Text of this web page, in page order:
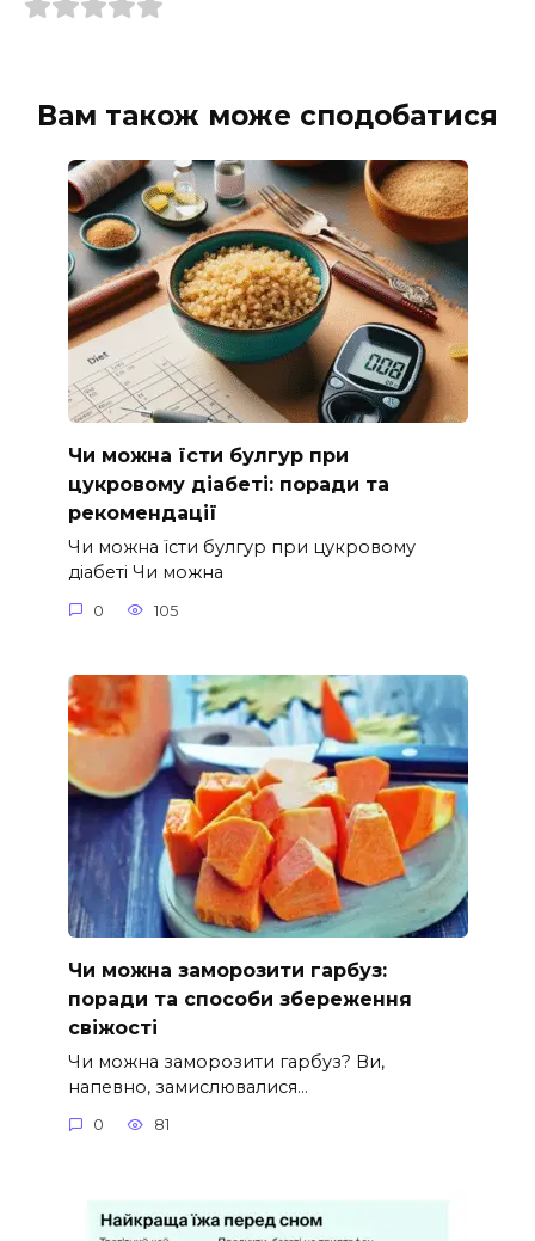
Вам також може сподобатися
Чи можна їсти булгур при
цукровому діабеті: поради та
рекомендації
Чи можна їсти булгур при цукровому
діабеті Чи можна
0 105
Чи можна заморозити гарбуз:
поради та способи збереження
свіжості
Чи можна заморозити гарбуз? Ви,
напевно, замислювалися…
0 81